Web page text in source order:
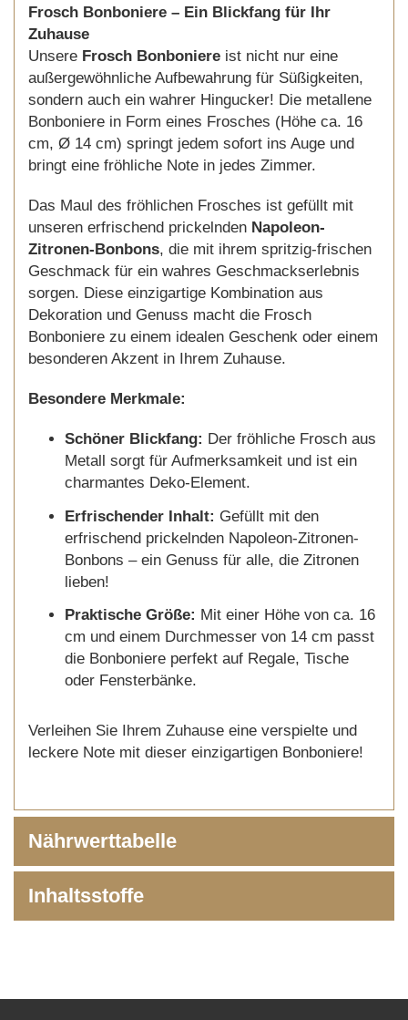
Frosch Bonboniere – Ein Blickfang für Ihr
Zuhause
Unsere Frosch Bonboniere ist nicht nur eine
außergewöhnliche Aufbewahrung für Süßigkeiten,
sondern auch ein wahrer Hingucker! Die metallene
Bonboniere in Form eines Frosches (Höhe ca. 16
cm, Ø 14 cm) springt jedem sofort ins Auge und
bringt eine fröhliche Note in jedes Zimmer.
Das Maul des fröhlichen Frosches ist gefüllt mit
unseren erfrischend prickelnden Napoleon-
Zitronen-Bonbons, die mit ihrem spritzig-frischen
Geschmack für ein wahres Geschmackserlebnis
sorgen. Diese einzigartige Kombination aus
Dekoration und Genuss macht die Frosch
Bonboniere zu einem idealen Geschenk oder einem
besonderen Akzent in Ihrem Zuhause.
Besondere Merkmale:
Schöner Blickfang: Der fröhliche Frosch aus
Metall sorgt für Aufmerksamkeit und ist ein
charmantes Deko-Element.
Erfrischender Inhalt: Gefüllt mit den
erfrischend prickelnden Napoleon-Zitronen-
Bonbons – ein Genuss für alle, die Zitronen
lieben!
Praktische Größe: Mit einer Höhe von ca. 16
cm und einem Durchmesser von 14 cm passt
die Bonboniere perfekt auf Regale, Tische
oder Fensterbänke.
Verleihen Sie Ihrem Zuhause eine verspielte und
leckere Note mit dieser einzigartigen Bonboniere!
Nährwerttabelle
Inhaltsstoffe